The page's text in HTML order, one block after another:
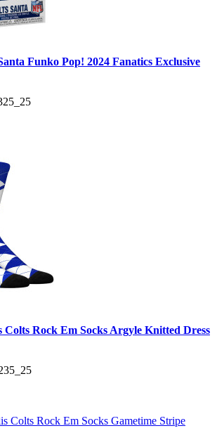
Funko Pop! 2024 Fanatics Exclusive
Colts Rock Em Socks Argyle Knitted Dress